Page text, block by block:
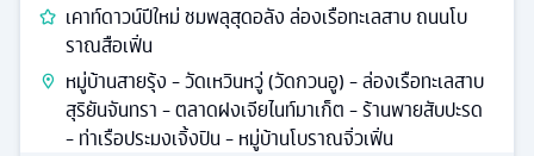
เคาท์ดาวน์ปีใหม่ ชมพลุสุดอลัง ล่องเรือทะเลสาบ ถนนโบ
ราณสือเฟิ่น
หมู่บ้านสายรุ้ง - วัดเหวินหวู่ (วัดกวนอู) - ล่องเรือทะเลสาบ
สุริยันจันทรา - ตลาดฝงเจียไนท์มาเก็ต - ร้านพายสับปะรด
- ท่าเรือประมงเจิ้งปิน - หมู่บ้านโบราณจิ่วเฟิ่น